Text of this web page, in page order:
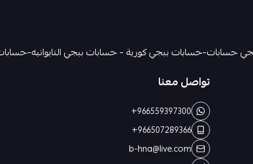
تواصل معنا
+966559397300
+966507289366
b-hna@live.com